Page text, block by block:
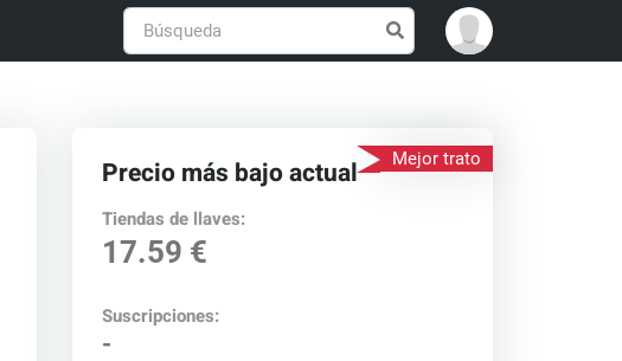
Mejor trato
Precio más bajo actual
Tiendas de llaves:
17.59 €
Suscripciones:
-